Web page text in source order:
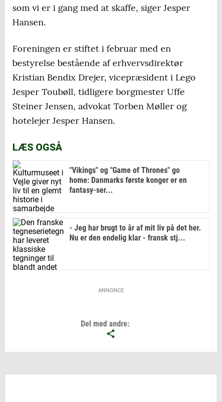
som vi er i gang med at skaffe, siger Jesper
Hansen.
Foreningen er stiftet i februar med en
bestyrelse bestående af erhvervsdirektør
Kristian Bendix Drejer, vicepræsident i Lego
Jesper Toubøll, tidligere borgmester Uffe
Steiner Jensen, advokat Torben Møller og
hotelejer Jesper Hansen.
LÆS OGSÅ
"Vikings" og "Game of Thrones" go
home: Danmarks første konger er en
fantasy-ser...
- Jeg har brugt to år af mit liv på det her.
Nu er den endelig klar - fransk stj...
ANNONCE
Del med andre: